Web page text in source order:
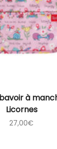
à
Licornes
27,00€